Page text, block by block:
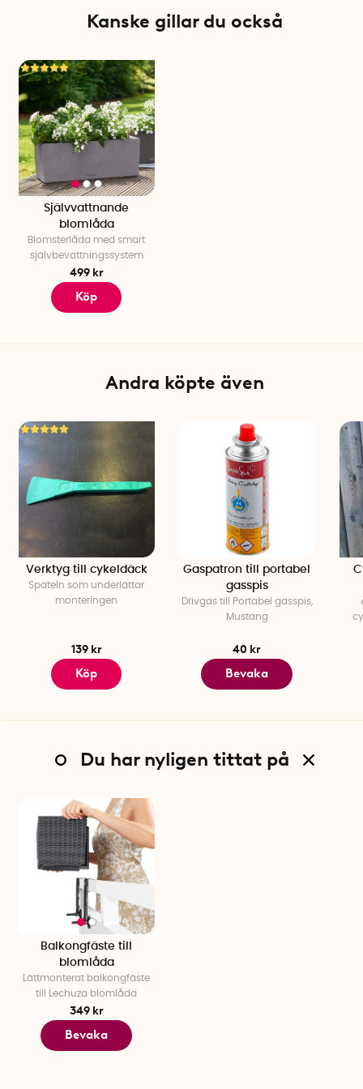
Montering mot väggen
spännbandet på varje hållare. Skruva sedan fast
hållaren mot väggen med lämpliga skruvar. OBS!
Skruvar för väggfäste ingår ej.
När du skruvat fast hållarna kan du haka på blomlådan
på väggen.
Om din balkong har glesa balkongstänger
Om de lodräta balkongsstängerna sitter med glest eller
ojämnt mellanrum kan du köpa till en
stabiliseringsskena. Stabiliseringsskenan säkerställer att
du kan montera balkongfästet på din balkong, oavsett
vilket avstånd balkongstängerna sitter på.
Passar blomlådan från Lechuza
Höjd: 18 cm
Maxbelastning: 25 kg
Material: Glasfiberförstärkt polyamid (PA6 GF35)
Tillverkad i Tyskland
Kanske gillar du också
Självvattnande
blomlåda
Blomsterlåda med smart
självbevattningssystem
499 kr
Köp
Andra köpte även
Verktyg till cykeldäck
Spateln som underlättar
monteringen
139 kr
Köp
Gaspatron till portabel
gasspis
Drivgas till Portabel gasspis,
Mustang
40 kr
Bevaka
Du har nyligen tittat på
Balkongfäste till
blomlåda
Lättmonterat balkongfäste
till Lechuza blomlåda
349 kr
Bevaka